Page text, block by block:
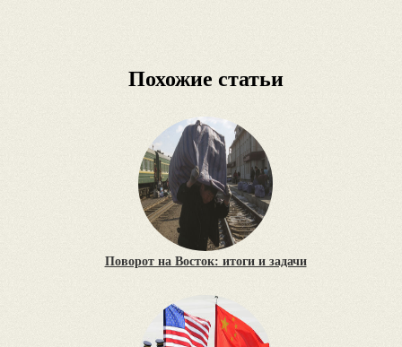
Похожие статьи
Поворот на Восток: итоги и задачи